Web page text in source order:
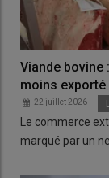
Viande bovine
moins exporté
22 juillet 2026
Le commerce
marqué par un